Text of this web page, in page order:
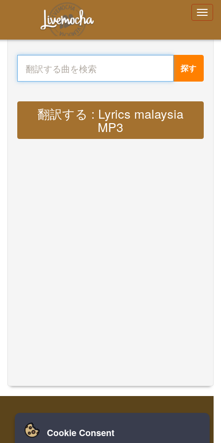
探す
翻訳する : Lyrics malaysia
MP3
家 ログイン 登録
Cookie Consent